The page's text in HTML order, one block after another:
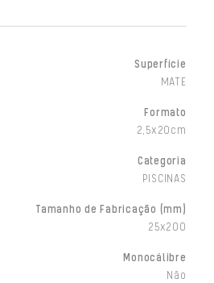
Superfície
MATE
Formato
2,5x20cm
Categoria
PISCINAS
Tamanho de Fabricação (mm)
25x200
Monocálibre
Não